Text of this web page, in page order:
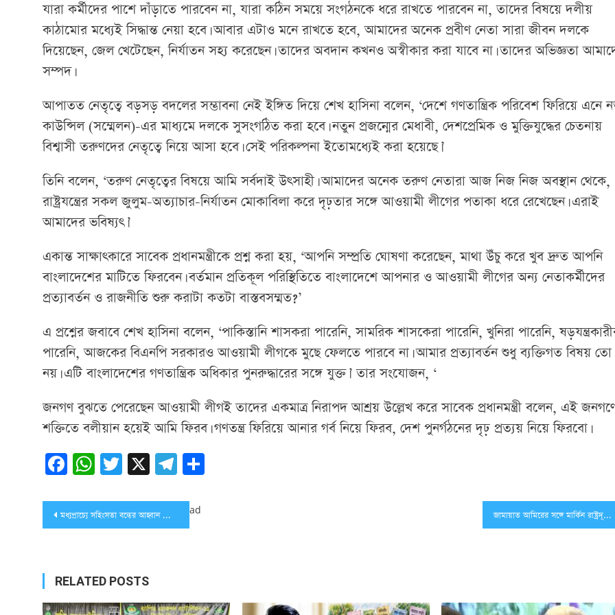
যারা কর্মীদের পাশে দাঁড়াতে পারবেন না, যারা কঠিন সময়ে সংগঠনকে ধরে রাখতে পারবেন না, তাদের বিষয়ে দলীয়
কাঠামোর মধ্যেই সিদ্ধান্ত নেয়া হবে। আবার এটাও মনে রাখতে হবে, আমাদের অনেক প্রবীণ নেতা সারা জীবন দলকে
দিয়েছেন, জেল খেটেছেন, নির্যাতন সহ্য করেছেন। তাদের অবদান কখনও অস্বীকার করা যাবে না। তাদের অভিজ্ঞতা
সম্পদ।
আপাতত নেতৃত্বে বড়সড় বদলের সম্ভাবনা নেই ইঙ্গিত দিয়ে শেখ হাসিনা বলেন, ‘দেশে গণতান্ত্রিক পরিবেশ ফিরিয়ে এনে
কাউন্সিল (সম্মেলন)-এর মাধ্যমে দলকে সুসংগঠিত করা হবে। নতুন প্রজন্মের মেধাবী, দেশপ্রেমিক ও মুক্তিযুদ্ধের চেতনায়
বিশ্বাসী তরুণদের নেতৃত্বে নিয়ে আসা হবে। সেই পরিকল্পনা ইতোমধ্যেই করা হয়েছে।’
তিনি বলেন, ‘তরুণ নেতৃত্বের বিষয়ে আমি সর্বদাই উৎসাহী। আমাদের অনেক তরুণ নেতারা আজ নিজ নিজ অবস্থান থেকে,
রাষ্ট্রযন্ত্রের সকল জুলুম-অত্যাচার-নির্যাতন মোকাবিলা করে দৃঢ়তার সঙ্গে আওয়ামী লীগের পতাকা ধরে রেখেছেন। এরাই
আমাদের ভবিষ্যৎ।’
একান্ত সাক্ষাৎকারে সাবেক প্রধানমন্ত্রীকে প্রশ্ন করা হয়, ‘আপনি সম্প্রতি ঘোষণা করেছেন, মাথা উঁচু করে খুব দ্রুত আপনি
বাংলাদেশের মাটিতে ফিরবেন। বর্তমান প্রতিকূল পরিস্থিতিতে বাংলাদেশে আপনার ও আওয়ামী লীগের অন্য নেতাকর্মীদের
প্রত্যাবর্তন ও রাজনীতি শুরু করাটা কতটা বাস্তবসম্মত?’
এ প্রশ্নের জবাবে শেখ হাসিনা বলেন, ‘পাকিস্তানি শাসকরা পারেনি, সামরিক শাসকেরা পারেনি, খুনিরা পারেনি,
পারেনি, আজকের বিএনপি সরকারও আওয়ামী লীগকে মুছে ফেলতে পারবে না। আমার প্রত্যাবর্তন শুধু ব্যক্তিগত বিষয় তো
নয়। এটি বাংলাদেশের গণতান্ত্রিক অধিকার পুনরুদ্ধারের সঙ্গে যুক্ত।’ তার সংযোজন, ‘
জনগণ বুঝতে পেরেছেন আওয়ামী লীগই তাদের একমাত্র নিরাপদ আশ্রয় উল্লেখ করে সাবেক প্রধানমন্ত্রী বলেন, এই
শক্তিতে বলীয়ান হয়েই আমি ফিরব। গণতন্ত্র ফিরিয়ে আনার গর্ব নিয়ে ফিরব, দেশ পুনর্গঠনের দৃঢ় প্রত্যয় নিয়ে ফিরবো।
Facebook
WhatsApp
Twitter
X Telegram
Post
মধ্যপ্রাচ্যে সহিংসতা বন্ধের আহ্বান জাতিসংঘ মহাসচিবের জামায়াত আমিরের সঙ্গে মার্কিন রাষ্ট্রদূতের সৌজন্য সাক্ষাৎ
ad
RELATED POSTS